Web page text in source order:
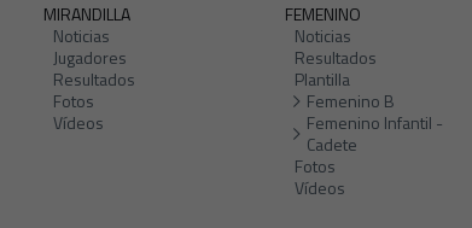
MIRANDILLA
Noticias
Jugadores
Resultados
Fotos
Vídeos
FEMENINO
Noticias
Resultados
Plantilla
Femenino B
Femenino Infantil -
Cadete
Fotos
Vídeos